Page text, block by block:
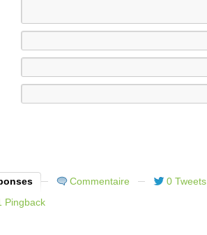
Commentaire 0 Tweets
Pingback